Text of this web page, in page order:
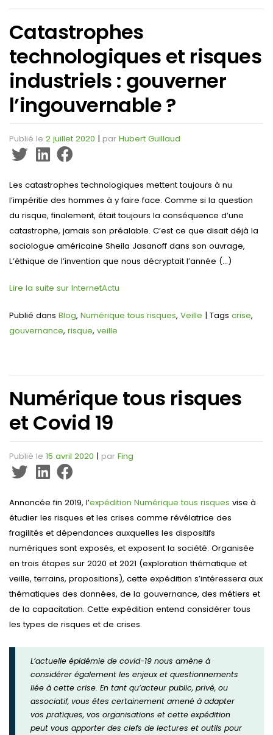
Catastrophes
technologiques et risques
industriels : gouverner
l’ingouvernable ?
Publié le 2 juillet 2020 | par Hubert Guillaud
Les catastrophes technologiques mettent toujours à nu
l’impéritie des hommes à y faire face. Comme si la question
du risque, finalement, était toujours la conséquence d’une
catastrophe, jamais son préalable. C’est ce que disait déjà la
sociologue américaine Sheila Jasanoff dans son ouvrage,
L’éthique de l’invention que nous décryptait l’année (…)
Lire la suite sur InternetActu
Publié dans Blog, Numérique tous risques, Veille | Tags crise,
gouvernance, risque, veille
Numérique tous risques
et Covid 19
Publié le 15 avril 2020 | par Fing
Annoncée fin 2019, l’expédition Numérique tous risques vise à
étudier les risques et les crises comme révélatrice des
fragilités et dépendances auxquelles les dispositifs
numériques sont exposés, et exposent la société. Organisée
en trois étapes sur 2020 et 2021 (exploration thématique et
veille, terrains, propositions), cette expédition s’intéressera aux
thématiques des données, de la gouvernance, des métiers et
de la capacitation. Cette expédition entend considérer tous
les types de risques et de crises.
L’actuelle épidémie de covid-19 nous amène à
considérer également les enjeux et questionnements
liée à cette crise. En tant qu’acteur public, privé, ou
associatif, vous êtes certainement amené à adapter
vos pratiques, vos organisations et cette expédition
peut vous apporter des clefs de lectures et outils pour